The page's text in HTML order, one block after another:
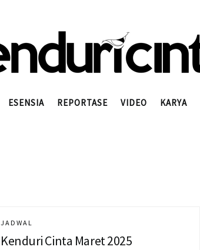
ESENSIA REPORTASE VIDEO KARYA
JADWAL
Kenduri Cinta Maret 2025